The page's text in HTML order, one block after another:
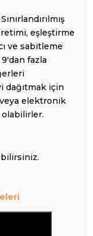
eşleştirme
ve sabitleme
fazla
dağıtmak için
elektronik